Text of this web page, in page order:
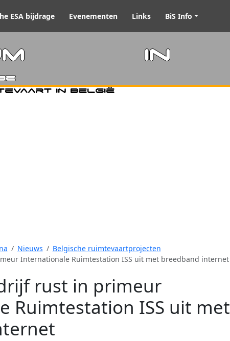
ESA bijdrage Evenementen Links BiS Info
in
in België
Nieuws
Belgische ruimtevaartprojecten
Internationale Ruimtestation ISS uit met breedband internet
rust in primeur
Ruimtestation ISS uit met